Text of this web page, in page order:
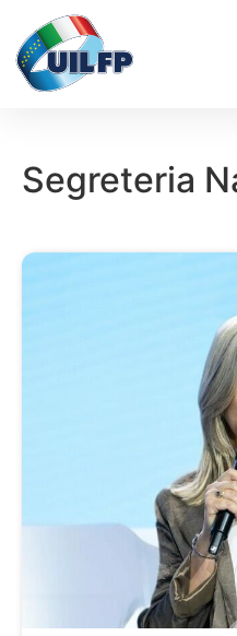
Segreteria